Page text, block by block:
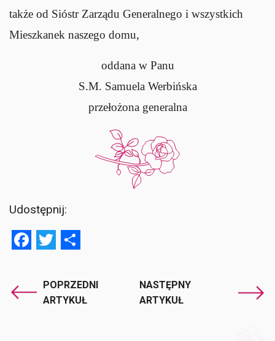
także od Sióstr Zarządu Generalnego i wszystkich
Mieszkanek naszego domu,
oddana w Panu
S.M. Samuela Werbińska
przełożona generalna
Udostępnij:
Facebook
Twitter
POPRZEDNI
ARTYKUŁ
NASTĘPNY
ARTYKUŁ